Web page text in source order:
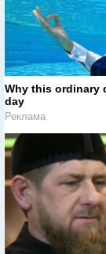
Why this ordinary
day
Реклама